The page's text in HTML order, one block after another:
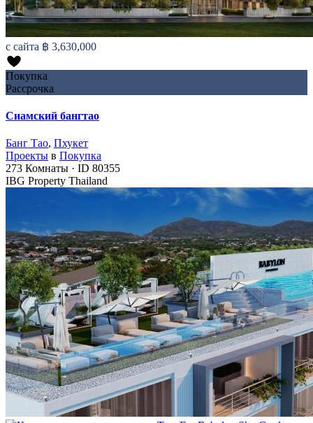
с сайта ฿ 3,630,000
Покупка
Рассрочка
Сиамский бангтао
Банг Тао, Пхукет
Проекты в Покупка
273 Комнаты · ID 80355
IBG Property Thailand